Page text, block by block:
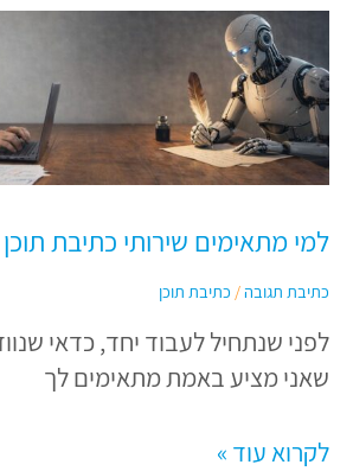
למי מתאימים שירותי כתיבת
כתיבת תגובה/ כתיבת תוכן
לפני שנתחיל לעבוד יחד, כדאי
שאני מציע באמת מתאימים לך
מתאימים
שירותי
כתיבת
תוכן
יד?
לקרוא עוד »